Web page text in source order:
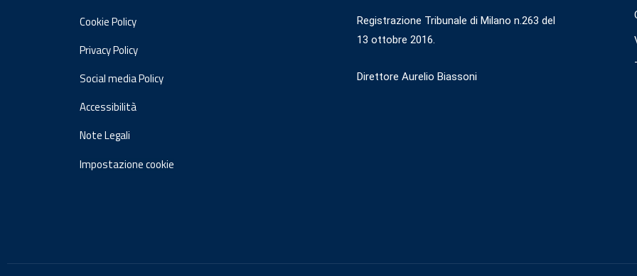
Cookie Policy
Privacy Policy
Social media Policy
Accessibilità
Note Legali
Impostazione cookie
Registrazione Tribunale di Milano n.263 del
13 ottobre 2016.
Direttore Aurelio Biassoni